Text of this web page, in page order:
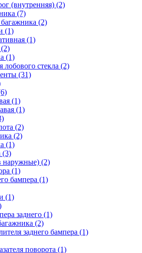
(внутренняя) (2)
(7)
(2)
(1)
(1)
(1)
лобового стекла (2)
(31)
(1)
(1)
(2)
(2)
(1)
(3)
наружные) (2)
(1)
бампера (1)
(1)
заднего (1)
(2)
заднего бампера (1)
поворота (1)